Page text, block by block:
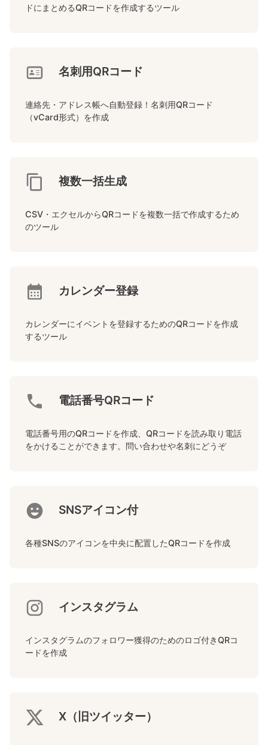
ドにまとめるQRコードを作成するツール
名刺用QRコード
連絡先・アドレス帳へ自動登録！名刺用QRコード
（vCard形式）を作成
複数一括生成
CSV・エクセルからQRコードを複数一括で作成するため
のツール
カレンダー登録
カレンダーにイベントを登録するためのQRコードを作成
するツール
電話番号QRコード
電話番号用のQRコードを作成、QRコードを読み取り電話
をかけることができます。問い合わせや名刺にどうぞ
SNSアイコン付
各種SNSのアイコンを中央に配置したQRコードを作成
インスタグラム
インスタグラムのフォロワー獲得のためのロゴ付きQRコ
ードを作成
X（旧ツイッター）